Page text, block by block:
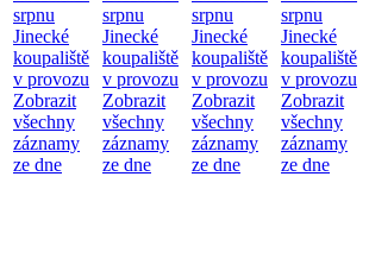
srpnu
Jinecké
koupaliště
v provozu
Zobrazit
všechny
záznamy
ze dne
srpnu
Jinecké
koupaliště
v provozu
Zobrazit
všechny
záznamy
ze dne
srpnu
Jinecké
koupaliště
v provozu
Zobrazit
všechny
záznamy
ze dne
srpnu
Jinecké
koupaliště
v provozu
Zobrazit
všechny
záznamy
ze dne